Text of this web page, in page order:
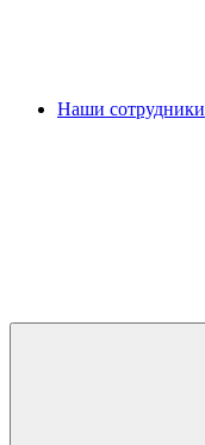
Наши сотрудники